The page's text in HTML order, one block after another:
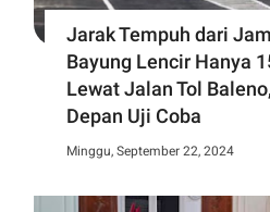
Jarak Tempuh dari
Bayung Lencir Hanya
Lewat Jalan Tol
Depan Uji Coba
Minggu, September 22, 2024